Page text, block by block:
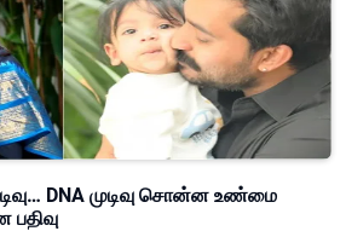
DNA முடிவு சொன்ன உண்மை